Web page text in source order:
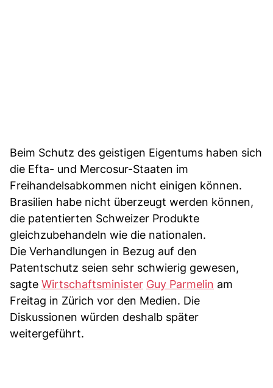
Beim Schutz des geistigen Eigentums haben sich
die Efta- und Mercosur-Staaten im
Freihandelsabkommen nicht einigen können.
Brasilien habe nicht überzeugt werden können,
die patentierten Schweizer Produkte
gleichzubehandeln wie die nationalen.
Die Verhandlungen in Bezug auf den
Patentschutz seien sehr schwierig gewesen,
sagte Wirtschaftsminister Guy Parmelin am
Freitag in Zürich vor den Medien. Die
Diskussionen würden deshalb später
weitergeführt.